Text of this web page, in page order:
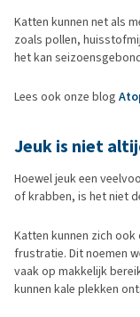
Katten kunnen net als
zoals pollen,
het kan
Lees ook onze blog
Jeuk is niet
Hoewel jeuk een
of krabben, is het niet
Katten kunnen zich
frustratie. Dit noemen
vaak op makkelijk
kunnen kale plekken